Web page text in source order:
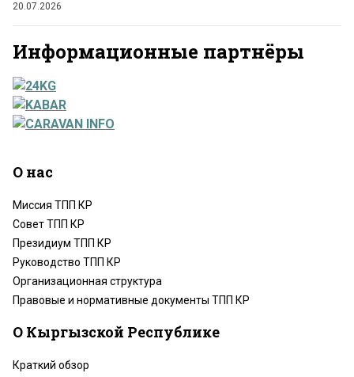
20.07.2026
Информационные партнёры
О нас
Миссия ТПП КР
Совет ТПП КР
Президиум ТПП КР
Руководство ТПП КР
Организационная структура
Правовые и нормативные документы ТПП КР
О Кыргызской Республике
Краткий обзор